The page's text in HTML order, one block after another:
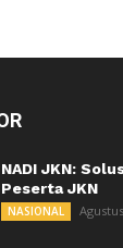
NADI JKN:
Peserta JKN
NASIONAL